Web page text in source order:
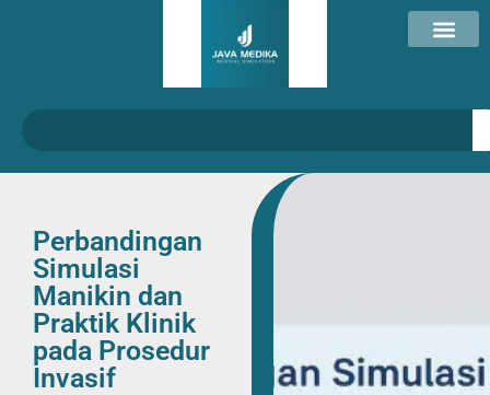
Perbandingan
Simulasi
Manikin dan
Praktik Klinik
pada Prosedur
Invasif